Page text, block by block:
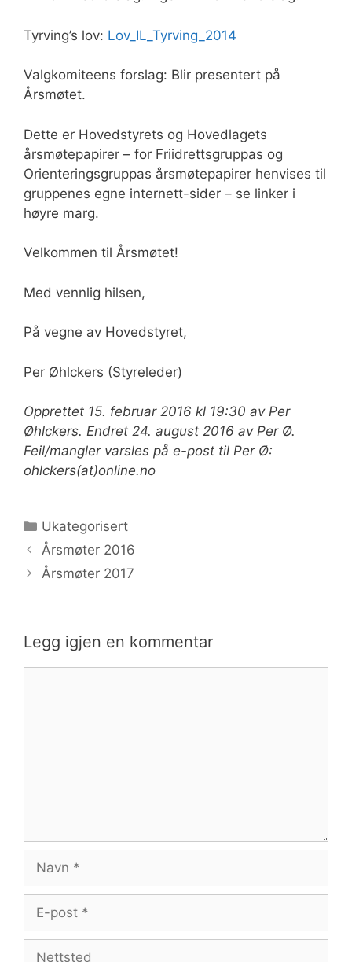
Tyrving’s lov: Lov_IL_Tyrving_2014
Valgkomiteens forslag: Blir presentert på
Årsmøtet.
Dette er Hovedstyrets og Hovedlagets
årsmøtepapirer – for Friidrettsgruppas og
Orienteringsgruppas årsmøtepapirer henvises til
gruppenes egne internett-sider – se linker i
høyre marg.
Velkommen til Årsmøtet!
Med vennlig hilsen,
På vegne av Hovedstyret,
Per Øhlckers (Styreleder)
Opprettet 15. februar 2016 kl 19:30 av Per
Øhlckers. Endret 24. august 2016 av Per Ø.
Feil/mangler varsles på e-post til Per Ø:
ohlckers(at)online.no
Kategorier
Ukategorisert
Årsmøter 2016
Årsmøter 2017
Legg igjen en kommentar
post